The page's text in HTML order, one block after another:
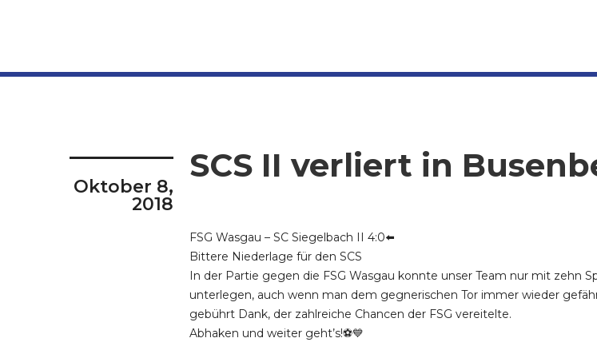
Oktober 8,
2018
SCS II verliert in
FSG Wasgau – SC Siegelbach II 4:0⬅️
Bittere Niederlage für den SCS
In der Partie gegen die FSG Wasgau konnte unser Team nur mit zehn
unterlegen, auch wenn man dem gegnerischen Tor immer wieder
gebührt Dank, der zahlreiche Chancen der FSG vereitelte.
Abhaken und weiter geht’s!⚽💙